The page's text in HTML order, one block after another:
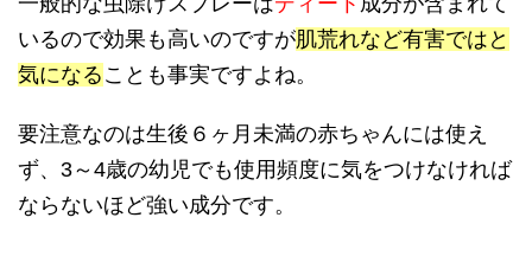
いるので効果も高いのですが肌荒れなど有害ではと
気になる ことも事実ですよね。
要注意なのは生後６ヶ月未満の赤ちゃんには使え
ず、3～4歳の幼児でも使用頻度に気をつけなければ
ならないほど強い成分です。